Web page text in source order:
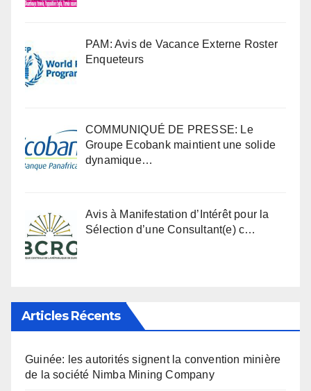
PAM: Avis de Vacance Externe Roster
Enqueteurs
COMMUNIQUÉ DE PRESSE: Le
Groupe Ecobank maintient une solide
dynamique…
Avis à Manifestation d’Intérêt pour la
Sélection d’une Consultant(e) c…
Articles Récents
Guinée: les autorités signent la convention minière
de la société Nimba Mining Company